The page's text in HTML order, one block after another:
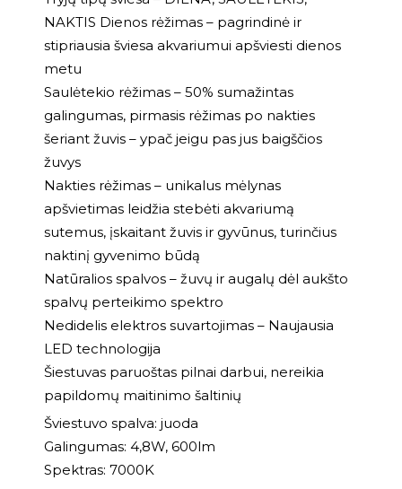
NAKTIS Dienos rėžimas – pagrindinė ir
stipriausia šviesa akvariumui apšviesti dienos
metu
Saulėtekio rėžimas – 50% sumažintas
galingumas, pirmasis rėžimas po nakties
šeriant žuvis – ypač jeigu pas jus baigščios
žuvys
Nakties rėžimas – unikalus mėlynas
apšvietimas leidžia stebėti akvariumą
sutemus, įskaitant žuvis ir gyvūnus, turinčius
naktinį gyvenimo būdą
Natūralios spalvos – žuvų ir augalų dėl aukšto
spalvų perteikimo spektro
Nedidelis elektros suvartojimas – Naujausia
LED technologija
Šiestuvas paruoštas pilnai darbui, nereikia
papildomų maitinimo šaltinių
Šviestuvo spalva: juoda
Galingumas: 4,8W, 600lm
Spektras: 7000K